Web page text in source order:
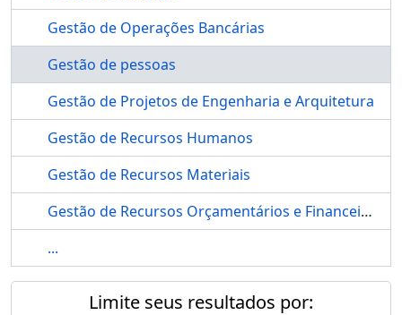
Gestão de Operações Bancárias
Gestão de pessoas
Gestão de Projetos de Engenharia e Arquitetura
Gestão de Recursos Humanos
Gestão de Recursos Materiais
Gestão de Recursos Orçamentários e Financeiros
...
Limite seus resultados por: